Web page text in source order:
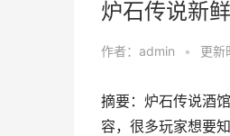
炉石传说新
作者： admin • 更
摘要：炉石传说酒
容，很多玩家想要